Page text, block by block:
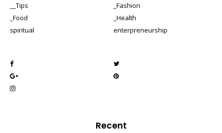
__Tips
_Fashion
_Food
_Health
spiritual
enterpreneurship
Recent